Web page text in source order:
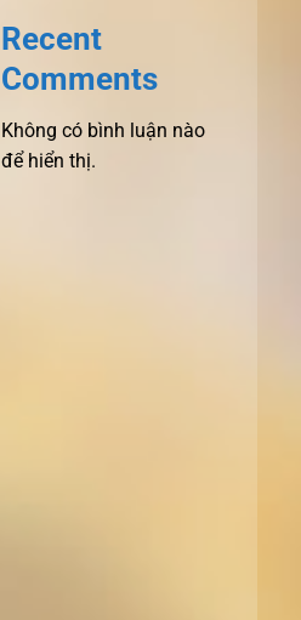
Recent
Comments
Không có bình luận nào
để hiển thị.